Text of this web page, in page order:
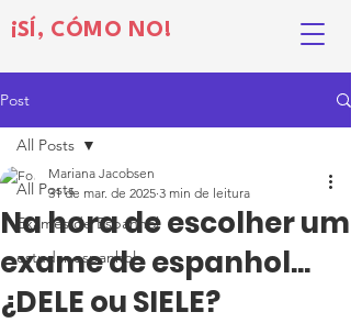
¡SÍ, CÓMO NO!
Post
All Posts
Exames de Espanhol
estudar espanhol
All Posts
Na hora de escolher um
exame de espanhol...
¿DELE ou SIELE?
Mariana Jacobsen
31 de mar. de 2025 3 min de leitura